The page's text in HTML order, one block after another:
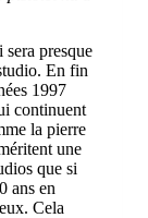
presque
En fin
1997
continuent
la pierre
une
que si
ans en
Cela